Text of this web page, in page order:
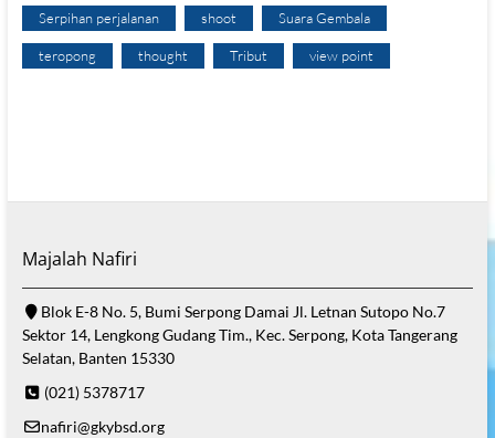
Serpihan perjalanan shoot Suara Gembala
teropong thought Tribut view point
Majalah Nafiri
Blok E-8 No. 5, Bumi Serpong Damai Jl. Letnan Sutopo No.7
Sektor 14, Lengkong Gudang Tim., Kec. Serpong, Kota Tangerang
Selatan, Banten 15330
(021) 5378717
nafiri@gkybsd.org